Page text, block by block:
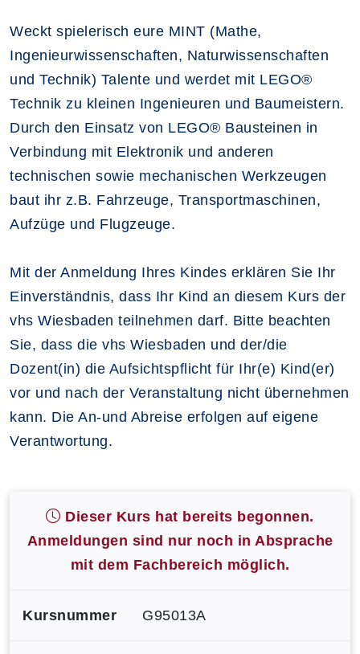
Weckt spielerisch eure MINT (Mathe,
Ingenieurwissenschaften, Naturwissenschaften
und Technik) Talente und werdet mit LEGO®
Technik zu kleinen Ingenieuren und Baumeistern.
Durch den Einsatz von LEGO® Bausteinen in
Verbindung mit Elektronik und anderen
technischen sowie mechanischen Werkzeugen
baut ihr z.B. Fahrzeuge, Transportmaschinen,
Aufzüge und Flugzeuge.
Mit der Anmeldung Ihres Kindes erklären Sie Ihr
Einverständnis, dass Ihr Kind an diesem Kurs der
vhs Wiesbaden teilnehmen darf. Bitte beachten
Sie, dass die vhs Wiesbaden und der/die
Dozent(in) die Aufsichtspflicht für Ihr(e) Kind(er)
vor und nach der Veranstaltung nicht übernehmen
kann. Die An-und Abreise erfolgen auf eigene
Verantwortung.
Dieser Kurs hat bereits begonnen.
Anmeldungen sind nur noch in Absprache
mit dem Fachbereich möglich.
Kursnummer G95013A